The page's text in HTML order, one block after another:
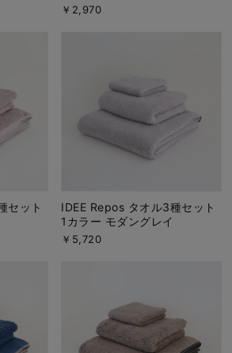
￥2,970
セット
IDEE Repos タオル3種セット
1カラー モダングレイ
￥5,720